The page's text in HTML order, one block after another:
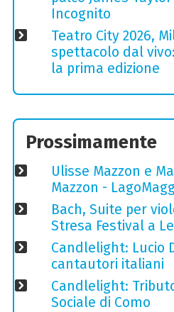
Incognito
Teatro City 2026,
spettacolo dal
la prima edizione
Prossimamente
Ulisse Mazzon e
Mazzon -
Bach, Suite per
Stresa Festival a
Candlelight: Lucio
cantautori italiani
Candlelight:
Sociale di Como